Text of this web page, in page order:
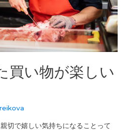
買い物が楽しい
reikova
切で嬉しい気持ちになることって